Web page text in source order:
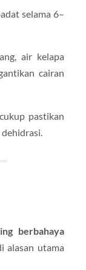
selama 6–
air kelapa
cairan
pastikan
berbahaya
alasan utama